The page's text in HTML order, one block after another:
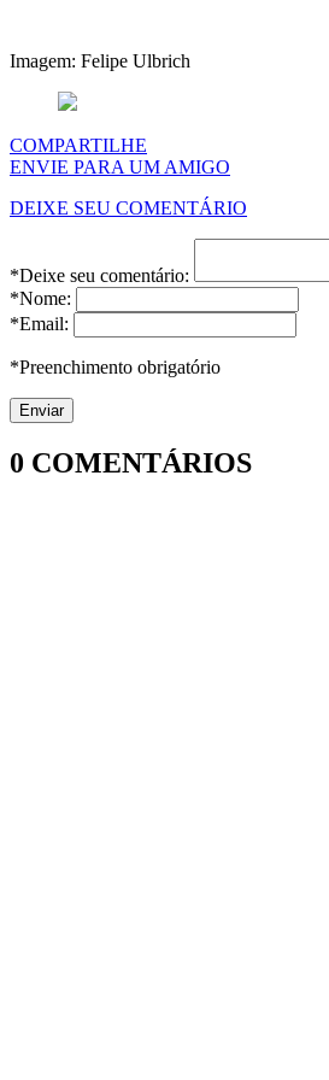
Imagem: Felipe Ulbrich
COMPARTILHE
ENVIE PARA UM AMIGO
DEIXE SEU COMENTÁRIO
*Deixe seu comentário:
*Nome:
*Email:
*Preenchimento obrigatório
0 COMENTÁRIOS